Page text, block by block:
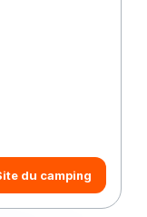
du camping